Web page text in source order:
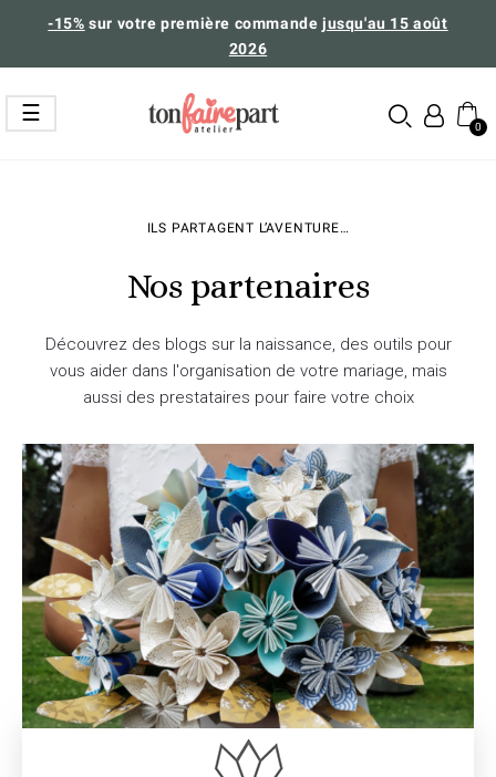
-15% sur votre première commandejusqu'au 15 août
2026
Basculer
la
navigation
☰
ILS PARTAGENT L’AVENTURE…
Nos partenaires
Découvrez des blogs sur la naissance, des outils pour
vous aider dans l'organisation de votre mariage, mais
aussi des prestataires pour faire votre choix